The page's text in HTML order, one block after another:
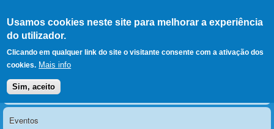
Usamos cookies neste site para melhorar a experiência
do utilizador.
Clicando em qualquer link do site o visitante consente com a ativação dos
cookies. Mais info
Sim, aceito
LERPARAVER , ir para a
página principal
O portal da visão diferente
Menu principal
Notícias
Eventos